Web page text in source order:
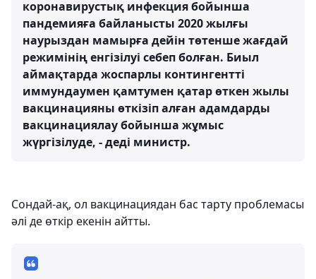
коронавирустық инфекция бойынша
пандемияға байланысты 2020 жылғы
наурыздан мамырға дейін төтенше жағдай
режимінің енгізілуі себеп болған. Биыл
аймақтарда жоспарлы контингентті
иммундаумен қамтумен қатар өткен жылы
вакцинацияны өткізіп алған адамдарды
вакцинациялау бойынша жұмыс
жүргізілуде, - деді министр.
Сондай-ақ, ол вакцинациядан бас тарту проблемасы
әлі де өткір екенін айтты.